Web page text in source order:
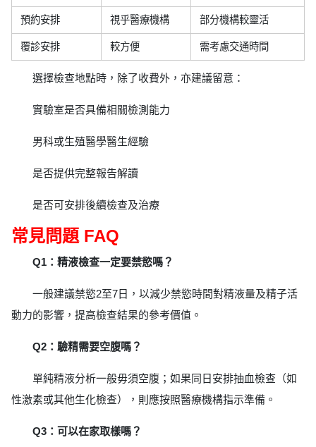
預約安排 視乎醫療機構 部分機構較靈活
覆診安排 較方便 需考慮交通時間
選擇檢查地點時，除了收費外，亦建議留意：
實驗室是否具備相關檢測能力
男科或生殖醫學醫生經驗
是否提供完整報告解讀
是否可安排後續檢查及治療
常見問題 FAQ
Q1：精液檢查一定要禁慾嗎？
一般建議禁慾2至7日，以減少禁慾時間對精液量及精子活
動力的影響，提高檢查結果的參考價值。
Q2：驗精需要空腹嗎？
單純精液分析一般毋須空腹；如果同日安排抽血檢查（如
性激素或其他生化檢查），則應按照醫療機構指示準備。
Q3：可以在家取樣嗎？